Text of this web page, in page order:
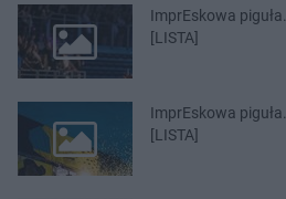
ImprEskowa
[LISTA]
ImprEskowa
[LISTA]